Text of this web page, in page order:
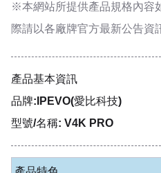
※本網站所提供產品規格內容
際請以各廠牌官方最新公告資
產品基本資訊
品牌:IPEVO(愛比科技)
型號/名稱: V4K PRO